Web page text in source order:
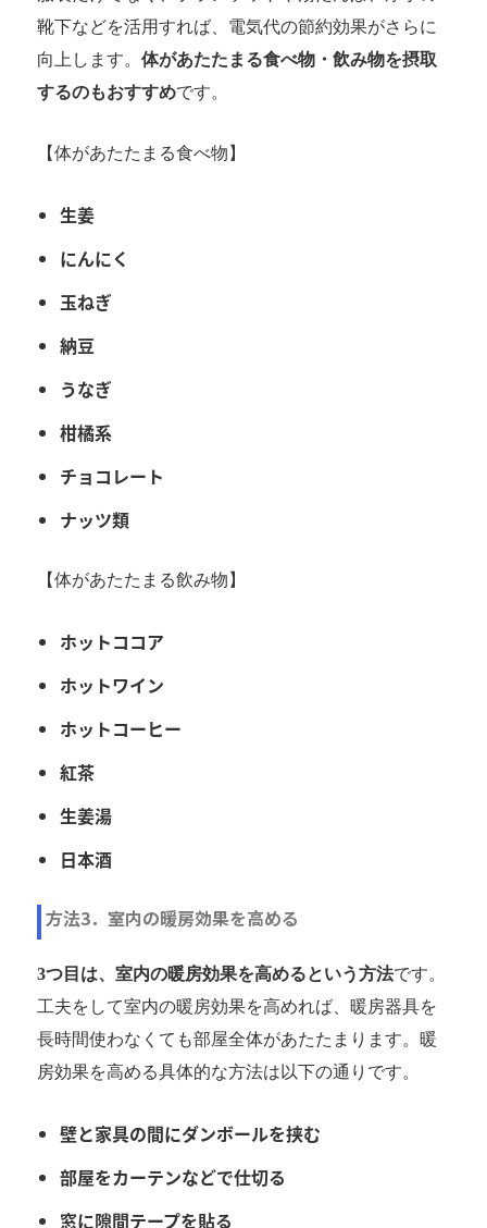
靴下などを活用すれば、電気代の節約効果がさらに
向上します。 体があたたまる食べ物・飲み物を摂取
するのもおすすめです。
【体があたたまる食べ物】
生姜
にんにく
玉ねぎ
納豆
うなぎ
柑橘系
チョコレート
ナッツ類
【体があたたまる飲み物】
ホットココア
ホットワイン
ホットコーヒー
紅茶
生姜湯
日本酒
方法3．室内の暖房効果を高める
3つ目は、室内の暖房効果を高めるという方法です。
工夫をして室内の暖房効果を高めれば、暖房器具を
長時間使わなくても部屋全体があたたまります。暖
房効果を高める具体的な方法は以下の通りです。
壁と家具の間にダンボールを挟む
部屋をカーテンなどで仕切る
窓に隙間テープを貼る